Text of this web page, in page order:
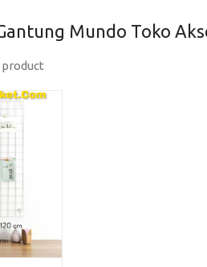
Mundo Toko
product